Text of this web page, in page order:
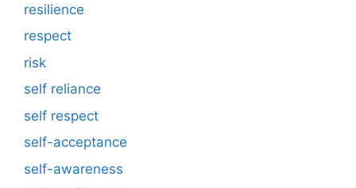
resilience
respect
risk
self reliance
self respect
self-acceptance
self-awareness